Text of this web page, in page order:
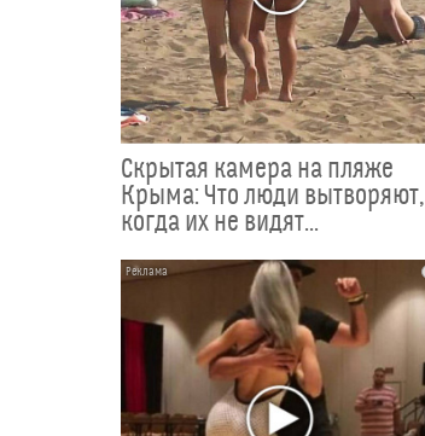
Скрытая камера на пляже
Крыма: Что люди вытворяют,
когда их не видят...